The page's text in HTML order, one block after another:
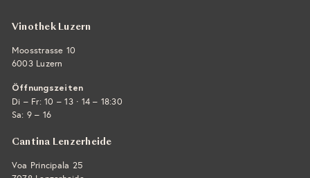
Vinothek Luzern
Moosstrasse 10
6003 Luzern
Öffnungszeiten
Di – Fr: 10 – 13 · 14 – 18:30
Sa: 9 – 16
Cantina Lenzerheide
Voa Principala 25